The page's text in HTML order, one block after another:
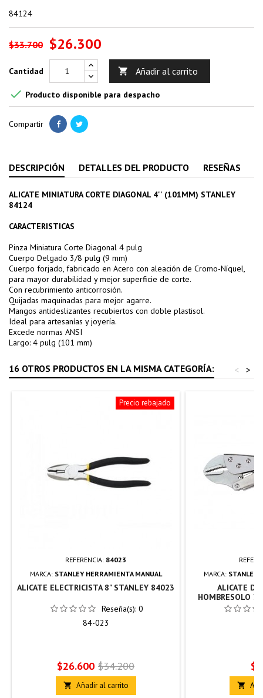
84124
$33.700 $26.300
Cantidad  Añadir al carrito
 Producto disponible para despacho
Compartir
DESCRIPCIÓN DETALLES DEL PRODUCTO RESEÑAS
ALICATE MINIATURA CORTE DIAGONAL 4'' (101MM) STANLEY
84124
CARACTERISTICAS
Pinza Miniatura Corte Diagonal 4 pulg
Cuerpo Delgado 3/8 pulg (9 mm)
Cuerpo forjado, fabricado en Acero con aleación de Cromo-Níquel,
para mayor durabilidad y mejor superficie de corte.
Con recubrimiento anticorrosión.
Quijadas maquinadas para mejor agarre.
Mangos antideslizantes recubiertos con doble plastisol.
Ideal para artesanías y joyería.
Excede normas ANSI
Largo: 4 pulg (101 mm)
16 OTROS PRODUCTOS EN LA MISMA CATEGORÍA: >
<
Precio rebajado
REFERENCIA: 84023
MARCA: STANLEY HERRAMIENTA MANUAL
ALICATE ELECTRICISTA 8" STANLEY 84023
Reseña(s): 0
84-023
Precio
$26.600 Precio
base
$34.200
 Añadir al carrito
MARCA: STANLEY
ALICATE DE
HOMBRESOLO 7
